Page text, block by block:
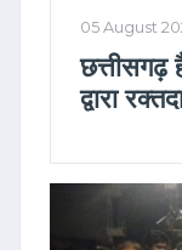
05 August
द्वारा